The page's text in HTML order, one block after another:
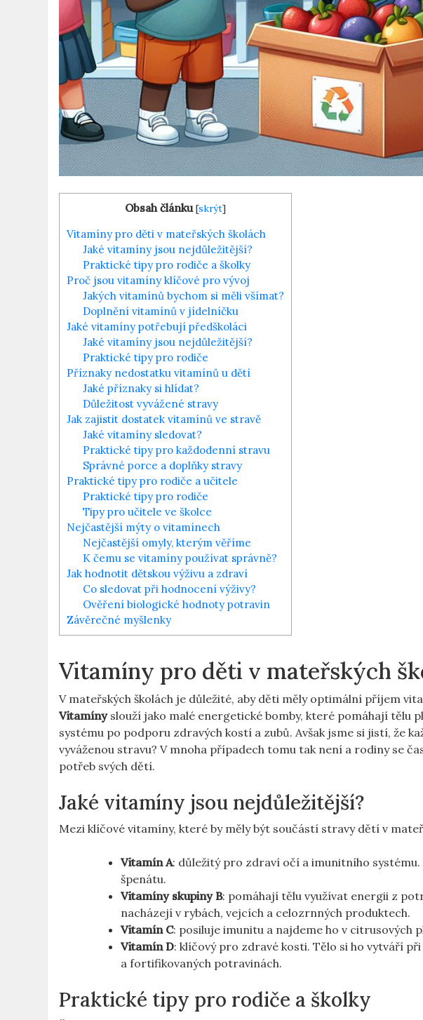
Obsah článku [skrýt]
Vitamíny pro děti v mateřských školách
Jaké vitamíny jsou nejdůležitější?
Praktické tipy pro rodiče a školky
Proč jsou vitamíny klíčové pro vývoj
Jakých vitamínů bychom si měli všímat?
Doplnění vitamínů v jídelníčku
Jaké vitamíny potřebují předškoláci
Jaké vitamíny jsou nejdůležitější?
Praktické tipy pro rodiče
Příznaky nedostatku vitamínů u dětí
Jaké příznaky si hlídat?
Důležitost vyvážené stravy
Jak zajistit dostatek vitamínů ve stravě
Jaké vitamíny sledovat?
Praktické tipy pro každodenní stravu
Správné porce a doplňky stravy
Praktické tipy pro rodiče a učitele
Praktické tipy pro rodiče
Tipy pro učitele ve školce
Nejčastější mýty o vitamínech
Nejčastější omyly, kterým věříme
K čemu se vitamíny používat správně?
Jak hodnotit dětskou výživu a zdraví
Co sledovat při hodnocení výživy?
Ověření biologické hodnoty potravin
Závěrečné myšlenky
Vitamíny pro děti v mateřských
V mateřských školách je důležité, aby děti měly optimální příjem
Vitamínyslouží jako malé energetické bomby, které pomáhají tělu
systému po podporu zdravých kostí a zubů. Avšak jsme si jistí, že
vyváženou stravu? V mnoha případech tomu tak není a rodiny se
potřeb svých dětí.
Jaké vitamíny jsou nejdůležitější?
Mezi klíčové vitamíny, které by měly být součástí stravy dětí v
Vitamín A: důležitý pro zdraví očí a imunitního
špenátu.
Vitamíny skupiny B: pomáhají tělu využívat energii z
nacházejí v rybách, vejcích a celozrnných produktech.
Vitamín C: posiluje imunitu a najdeme ho v citrusových
Vitamín D: klíčový pro zdravé kosti. Tělo si ho vytváří
a fortifikovaných potravinách.
Praktické tipy pro rodiče a školky